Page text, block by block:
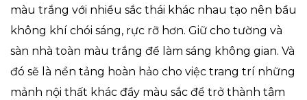
màu trắng với nhiều sắc thái khác nhau tạo nên bầu
không khí chói sáng, rực rỡ hơn. Giữ cho tường và
sàn nhà toàn màu trắng để làm sáng không gian. Và
đó sẽ là nền tảng hoàn hảo cho việc trang trí những
mảnh nội thất khác đầy màu sắc để trở thành tâm